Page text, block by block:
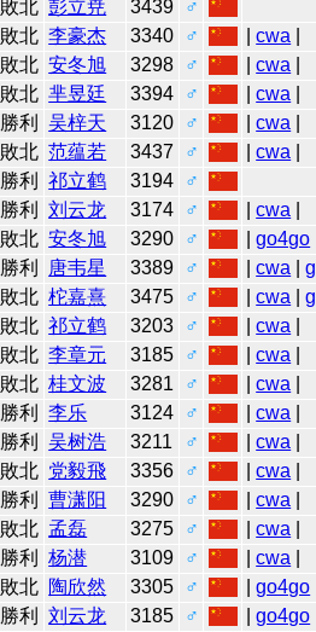
敗北 彭立尭 3439
♂
敗北 李豪杰 3340 ♂ |cwa
敗北 安冬旭 3298 ♂ |cwa
敗北 芈昱廷 3394 ♂ |cwa
勝利 吴梓天 3120 ♂ |cwa
敗北 范蕴若 3437 ♂ |cwa
勝利 祁立鹤 3194
♂
勝利 刘云龙 3174 ♂ |cwa
敗北 安冬旭 3290 ♂ |go4go
勝利 唐韦星 3389 ♂ |cwa |
敗北 柁嘉熹 3475 ♂ |cwa |
敗北 祁立鹤 3203 ♂ |cwa
敗北 李章元 3185 ♂ |cwa
敗北 桂文波 3281 ♂ |cwa
勝利 李乐 3124 ♂ |cwa
勝利 吴树浩 3211 ♂ |cwa
敗北 党毅飛 3356 ♂ |cwa
勝利 曹潇阳 3290 ♂ |cwa
敗北 孟磊 3275 ♂ |cwa
勝利 杨潜 3109 ♂ |cwa
敗北 陶欣然 3305 ♂ |go4go
勝利 刘云龙 3185 ♂ |go4go